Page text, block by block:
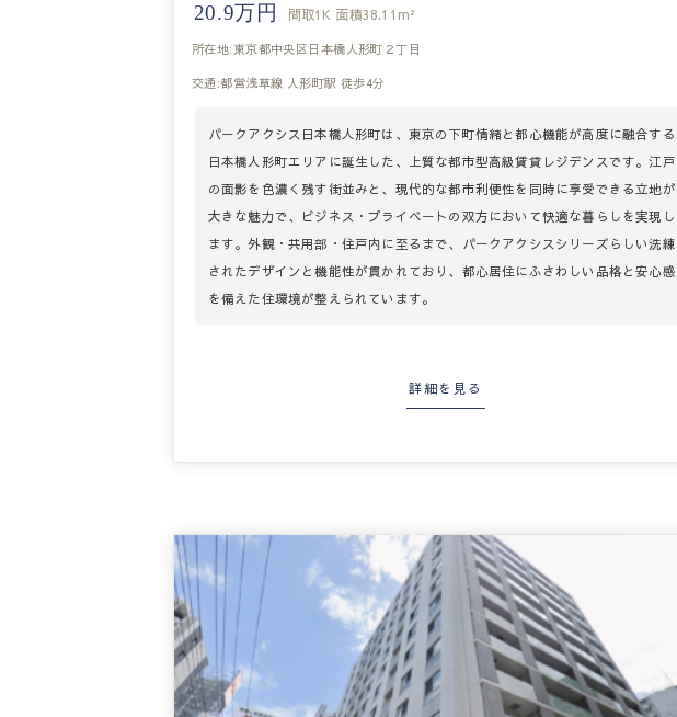
20.9万円 間取1K 面積38.11m²
所在地:東京都中央区日本橋人形町２丁目
交通:都営浅草線 人形町駅 徒歩4分
パークアクシス日本橋人形町は、東京の下町情緒と都心機能が高度に融合する
日本橋人形町エリアに誕生した、上質な都市型高級賃貸レジデンスです。江戸
の面影を色濃く残す街並みと、現代的な都市利便性を同時に享受できる立地が
大きな魅力で、ビジネス・プライベートの双方において快適な暮らしを実現し
ます。外観・共用部・住戸内に至るまで、パークアクシスシリーズらしい洗練
されたデザインと機能性が貫かれており、都心居住にふさわしい品格と安心感
を備えた住環境が整えられています。
詳細を見る